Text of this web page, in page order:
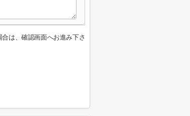
は、確認画面へお進み下さ